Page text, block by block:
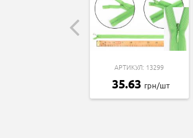
АРТИКУЛ: 13299
35.63 грн/шт